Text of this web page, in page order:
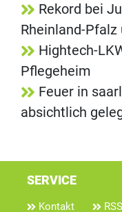
Rekord bei
Rheinland-Pfalz
Hightech-
Pflegeheim
Feuer in
absichtlich
SERVICE
Kontakt